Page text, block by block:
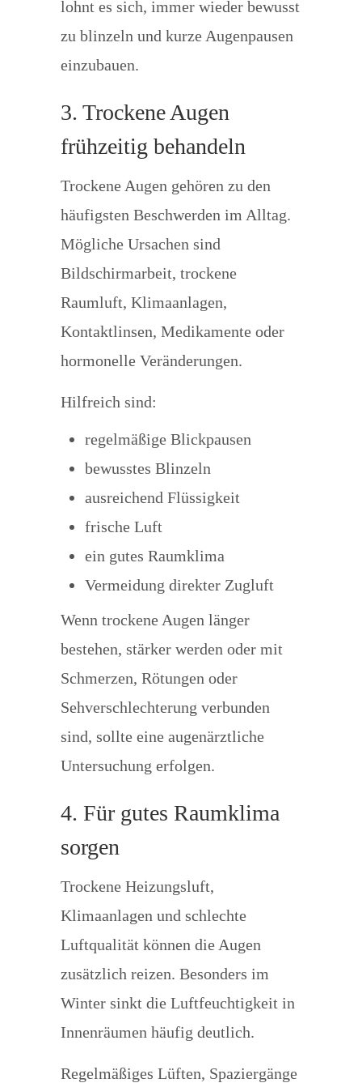
lohnt es sich, immer wieder bewusst
zu blinzeln und kurze Augenpausen
einzubauen.
3. Trockene Augen
frühzeitig behandeln
Trockene Augen gehören zu den
häufigsten Beschwerden im Alltag.
Mögliche Ursachen sind
Bildschirmarbeit, trockene
Raumluft, Klimaanlagen,
Kontaktlinsen, Medikamente oder
hormonelle Veränderungen.
Hilfreich sind:
regelmäßige Blickpausen
bewusstes Blinzeln
ausreichend Flüssigkeit
frische Luft
ein gutes Raumklima
Vermeidung direkter Zugluft
Wenn trockene Augen länger
bestehen, stärker werden oder mit
Schmerzen, Rötungen oder
Sehverschlechterung verbunden
sind, sollte eine augenärztliche
Untersuchung erfolgen.
4. Für gutes Raumklima
sorgen
Trockene Heizungsluft,
Klimaanlagen und schlechte
Luftqualität können die Augen
zusätzlich reizen. Besonders im
Winter sinkt die Luftfeuchtigkeit in
Innenräumen häufig deutlich.
Regelmäßiges Lüften, Spaziergänge